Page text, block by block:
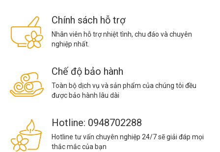
Chính sách hỗ trợ
Nhân viên hỗ trợ nhiệt tình, chu đáo và chuyên
nghiệp nhất.
Chế độ bảo hành
Toàn bộ dịch vụ và sản phẩm của chúng tôi đều
được bảo hành lâu dài
Hotline: 0948702288
Hotline tư vấn chuyên nghiệp 24/7 sẽ giải đáp mọi
thắc mắc của bạn